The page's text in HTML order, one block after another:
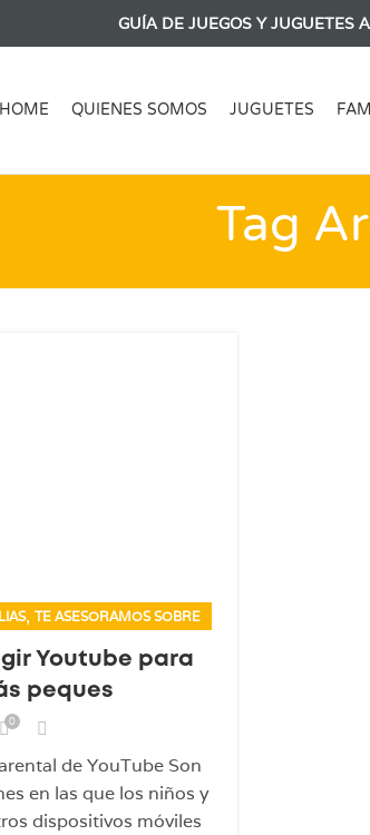
GUÍA DE JUEGOS Y JUGUETES
HOME QUIENES SOMOS JUGUETES
Tag
, TE ASESORAMOS SOBRE
Youtube para
peques
0
de YouTube Son
en las que los niños y
dispositivos móviles